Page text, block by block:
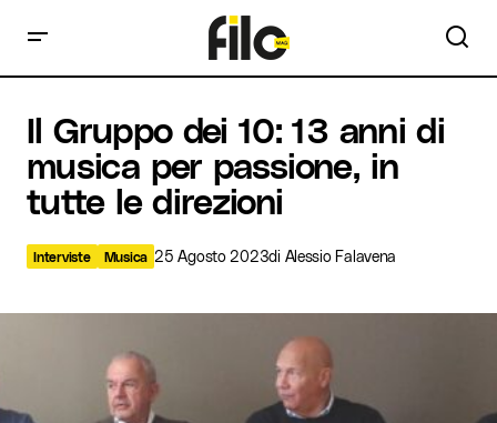
direzioni
Il Gruppo dei 10: 13 anni di
musica per passione, in
tutte le direzioni
Interviste Musica 25 Agosto 2023di Alessio Falavena